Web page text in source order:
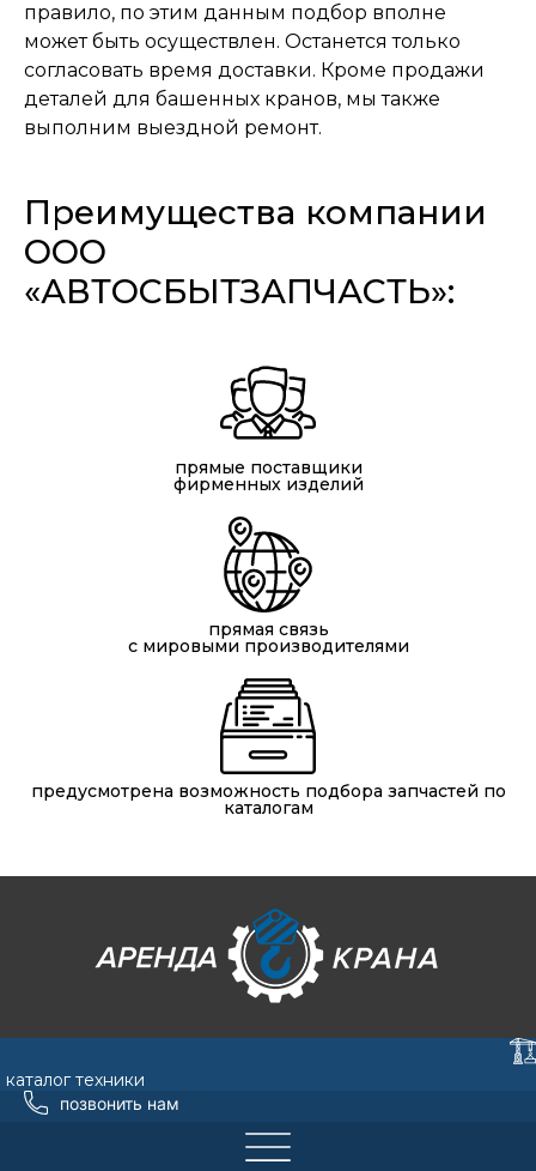
правило, по этим данным подбор вполне
может быть осуществлен. Останется только
согласовать время доставки. Кроме продажи
деталей для башенных кранов, мы также
выполним выездной ремонт.
Преимущества компании
ООО
«АВТОСБЫТЗАПЧАСТЬ»:
прямые поставщики
фирменных изделий
прямая связь
с мировыми производителями
предусмотрена возможность подбора запчастей по
каталогам
каталог техники
позвонить нам